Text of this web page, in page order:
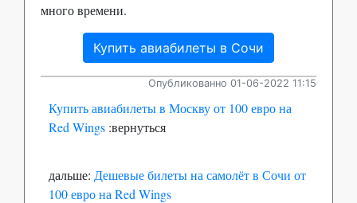
много времени.
Купить авиабилеты в Сочи
Опубликованно 01-06-2022 11:15
Купить авиабилеты в Москву от 100 евро на
Red Wings :вернуться
дальше: Дешевые билеты на самолёт в Сочи от
100 евро на Red Wings